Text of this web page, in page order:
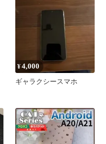
ップホール付き 全透明
薄型 黄変防止 滑り防止
人気 3-sam a20-01
¥4,000
ギャラクシースマホ